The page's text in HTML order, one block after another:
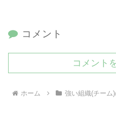
コメント
コメント
ホーム 強い組織(チーム